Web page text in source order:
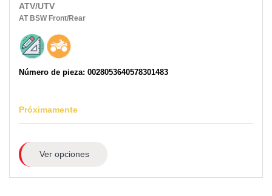
ATV/UTV
AT BSW Front/Rear
Número de pieza: 0028053640578301483
Próximamente
Ver opciones